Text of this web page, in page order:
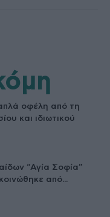
οφέλη από τη
και ιδιωτικού
“Αγία Σοφία”
από...